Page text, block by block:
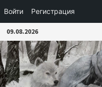
Войти Регистрация
Перейти
к
содержимому
09.08.2026